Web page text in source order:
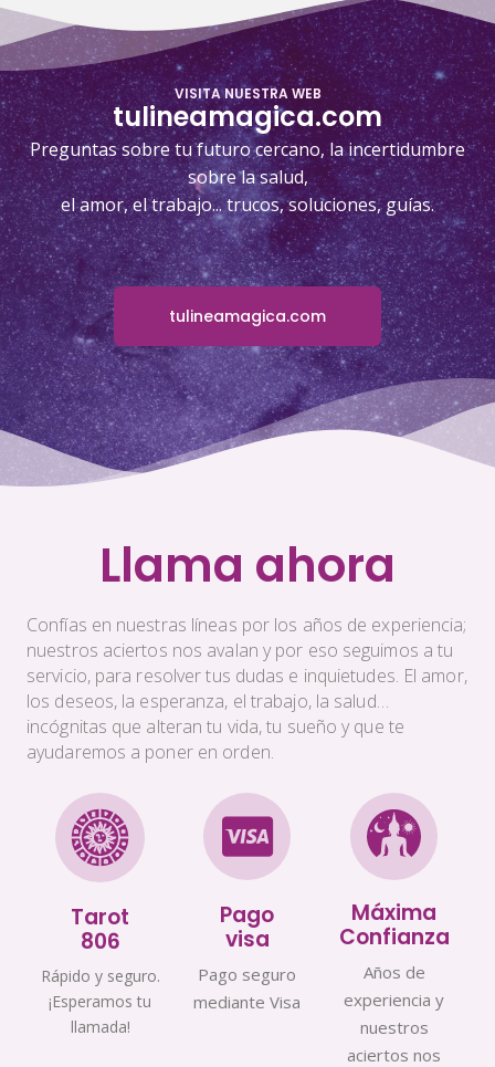
VISITA NUESTRA WEB
tulineamagica.com
Preguntas sobre tu futuro cercano, la incertidumbre
sobre la salud,
el amor, el trabajo... trucos, soluciones, guías.
tulineamagica.com
Llama ahora
Confías en nuestras líneas por los años de experiencia;
nuestros aciertos nos avalan y por eso seguimos a tu
servicio, para resolver tus dudas e inquietudes. El amor,
los deseos, la esperanza, el trabajo, la salud…
incógnitas que alteran tu vida, tu sueño y que te
ayudaremos a poner en orden.
Tarot
806
Rápido y seguro.
¡Esperamos tu
llamada!
Pago
visa
Pago seguro
mediante Visa
Máxima
Confianza
Años de
experiencia y
nuestros
aciertos nos